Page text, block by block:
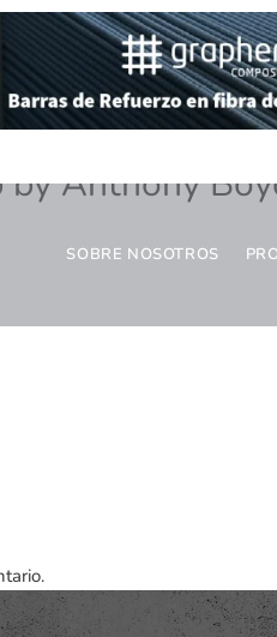
SOBRE NOSOTROS
Anthony